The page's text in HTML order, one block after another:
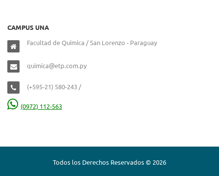
CAMPUS UNA
Facultad de Química / San Lorenzo - Paraguay
quimica@etp.com.py
(+595-21) 580-243 /
(0972) 112-563
Todos los Derechos Reservados © 2026